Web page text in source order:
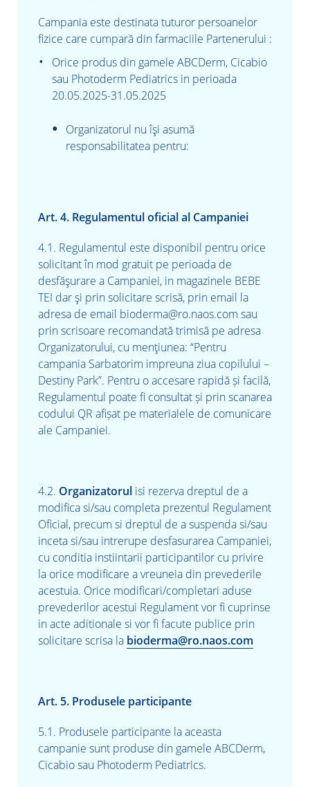
Campania este destinata tuturor persoanelor
fizice care cumpară din farmaciile Partenerului :
Orice produs din gamele ABCDerm, Cicabio
sau Photoderm Pediatrics in perioada
20.05.2025-31.05.2025
Organizatorul nu îşi asumă
responsabilitatea pentru:
Art. 4. Regulamentul oficial al Campaniei
4.1. Regulamentul este disponibil pentru orice
solicitant în mod gratuit pe perioada de
desfăşurare a Campaniei, in magazinele BEBE
TEI dar şi prin solicitare scrisă, prin email la
adresa de email bioderma@ro.naos.com sau
prin scrisoare recomandată trimisă pe adresa
Organizatorului, cu menţiunea: “Pentru
campania Sarbatorim impreuna ziua copilului –
Destiny Park”. Pentru o accesare rapidă și facilă,
Regulamentul poate fi consultat și prin scanarea
codului QR afișat pe materialele de comunicare
ale Campaniei.
4.2. Organizatorul isi rezerva dreptul de a
modifica si/sau completa prezentul Regulament
Oficial, precum si dreptul de a suspenda si/sau
inceta si/sau intrerupe desfasurarea Campaniei,
cu conditia instiintarii participantilor cu privire
la orice modificare a vreuneia din prevederile
acestuia. Orice modificari/completari aduse
prevederilor acestui Regulament vor fi cuprinse
in acte aditionale si vor fi facute publice prin
solicitare scrisa la bioderma@ro.naos.com
Art. 5. Produsele participante
5.1. Produsele participante la aceasta
campanie sunt produse din gamele ABCDerm,
Cicabio sau Photoderm Pediatrics.